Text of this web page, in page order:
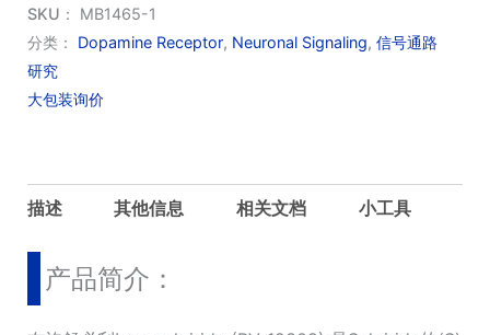
量
SKU： MB1465-1
分类： Dopamine Receptor, Neuronal Signaling, 信号通路
研究
大包装询价
描述 其他信息 相关文档 小工具
产品简介：